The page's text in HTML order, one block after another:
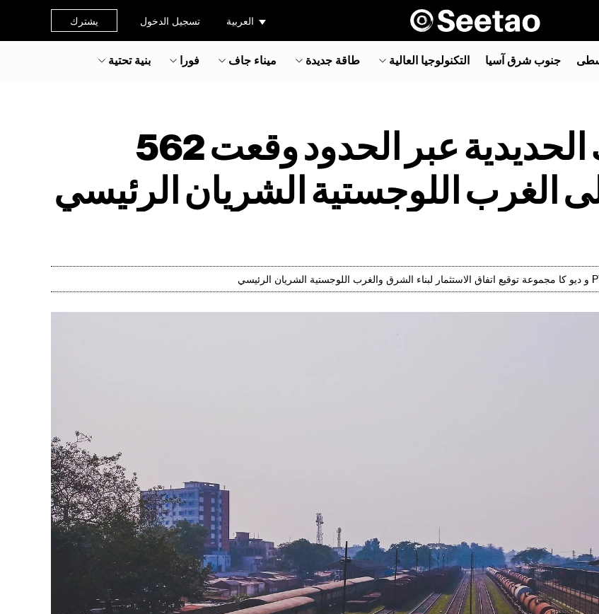
العربية تسجيل الدخول يشترك
جنوب شرق آسيا‎ التكنولوجيا العالية طاقة جديدة ميناء جاف فورا بنية تحتية
فيتنام القديمة السكك الحديدية عبر الحدود وقعت 562
الغرب اللوجستية الشريان الرئيسي